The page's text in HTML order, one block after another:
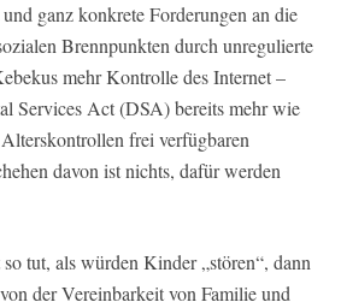
ganz konkrete Forderungen an die
Brennpunkten durch unregulierte
mehr Kontrolle des Internet –
Services Act (DSA) bereits mehr wie
frei verfügbaren
davon ist nichts, dafür werden
tut, als würden Kinder „stören“, dann
der Vereinbarkeit von Familie und